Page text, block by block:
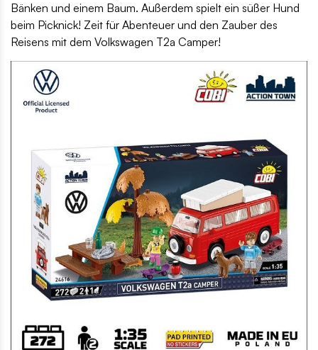
Bänken und einem Baum. Außerdem spielt ein süßer Hund
beim Picknick! Zeit für Abenteuer und den Zauber des
Reisens mit dem Volkswagen T2a Camper!